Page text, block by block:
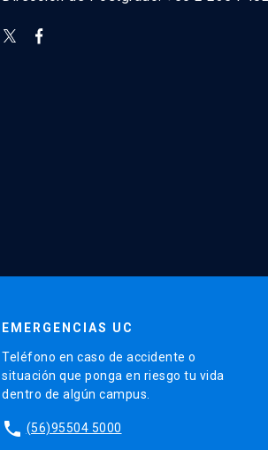
EMERGENCIAS UC
Teléfono en caso de accidente o
situación que ponga en riesgo tu vida
dentro de algún campus.
phone (56)95504 5000